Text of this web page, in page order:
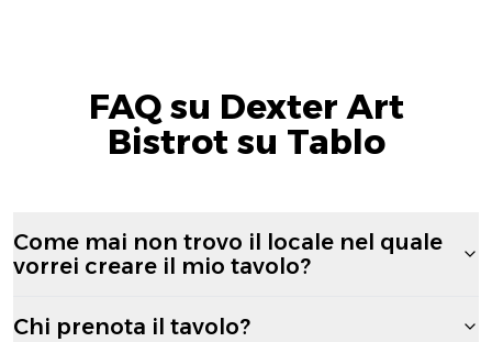
FAQ su Dexter Art
Bistrot su Tablo
Come mai non trovo il locale nel quale
vorrei creare il mio tavolo?
Chi prenota il tavolo?